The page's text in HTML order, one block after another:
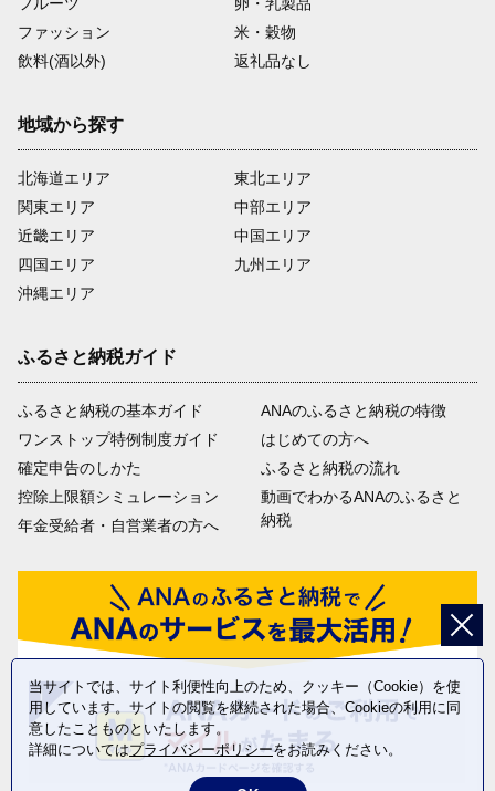
ファッション
米・穀物
飲料(酒以外)
返礼品なし
地域から探す
北海道エリア
関東エリア
近畿エリア
四国エリア
沖縄エリア
東北エリア
中部エリア
中国エリア
九州エリア
ふるさと納税ガイド
ふるさと納税の基本ガイド
ワンストップ特例制度ガイド
確定申告のしかた
控除上限額シミュレーション
年金受給者・自営業者の方へ
ANAのふるさと納税の特徴
はじめての方へ
ふるさと納税の流れ
動画でわかるANAのふるさと
納税
当サイトでは、サイト利便性向上のため、クッキー（Cookie）を使
用しています。サイトの閲覧を継続された場合、Cookieの利用に同
意したことものといたします。
詳細についてはプライバシーポリシーをお読みください。